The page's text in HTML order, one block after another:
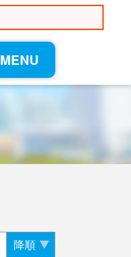
MENU
降順